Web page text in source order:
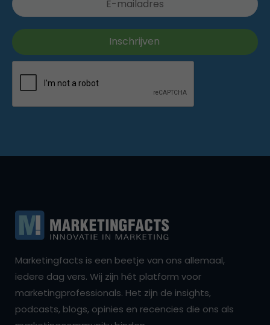
Marketingfacts is een beetje van ons allemaal,
iedere dag vers. Wij zijn hét platform voor
marketingprofessionals. Het zijn de insights,
podcasts, blogs, opinies en recencies die ons als